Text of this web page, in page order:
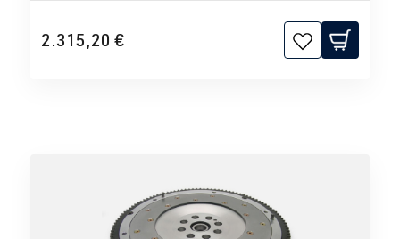
2.315,20 €